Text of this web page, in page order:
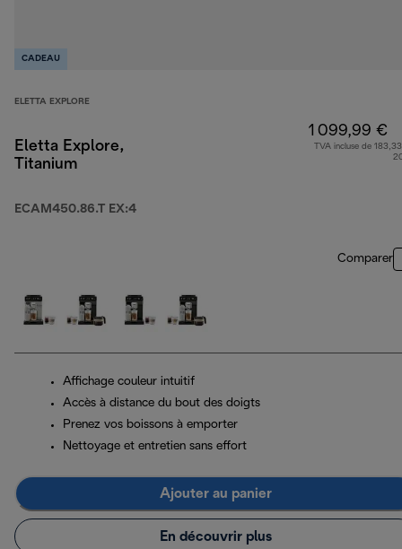
CADEAU
ELETTA EXPLORE
Eletta Explore,
Titanium
ECAM450.86.T EX:4
1 099,99 €
TVA incluse de
Comparer
Affichage couleur intuitif
Accès à distance du bout des doigts
Prenez vos boissons à emporter
Nettoyage et entretien sans effort
Ajouter au panier
En découvrir plus